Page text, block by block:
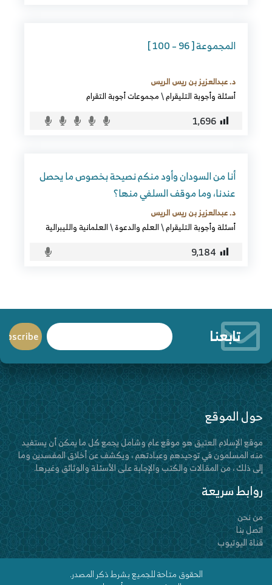
المجموعة [ 96 – 100 ]
د. عبدالعزيز بن ريس الريس
أسئلة وأجوبة التليقرام\مجموعات أجوبة التقرام
1٬696
أنا من السودان وأود منكم نصيحة بخصوص ما يحصل
عندنا، وما موقف السلفي منها؟
د. عبدالعزيز بن ريس الريس
أسئلة وأجوبة التليقرام\العلم والدعوة\العلمانية والليبرالية
9٬184
تابعنا
حول الموقع
موقع الإسلام العتيق هو موقع عام وشامل يجمع كل ما يمكن أن يستفيد
منه المسلمون في توحيدهم وعبادتهم ، ويكشف عن أخلاق المفسدين وما
إلى ذلك ، من المقالات والكتب والإجابة على الأسئلة والوثائق وغيرها.
روابط سريعة
من نحن
اتصل بنا
قناة اليوتيوب
الحقوق متاحة للجميع بشرط ذكر المصدر.